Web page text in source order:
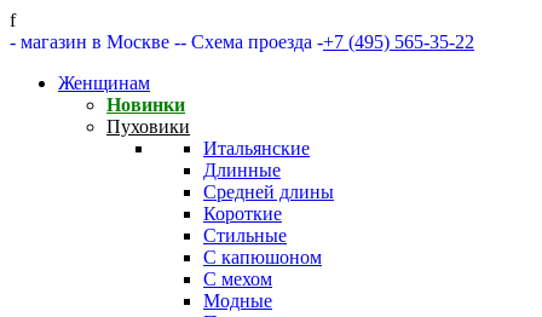
f
- магазин в Москве -- Схема проезда -+7 (495) 565-35-22
Женщинам
Новинки
Пуховики
Итальянские
Длинные
Средней длины
Короткие
Стильные
С капюшоном
С мехом
Модные